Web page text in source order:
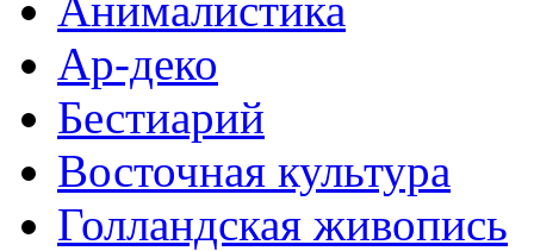
Ар-деко
Бестиарий
Восточная культура
Голландская живопись